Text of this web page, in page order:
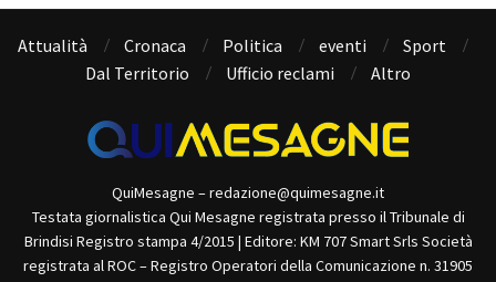
Attualità Cronaca Politica eventi
Sport
Dal Territorio
Ufficio reclami Altro
QuiMesagne – redazione@quimesagne.it
Testata giornalistica Qui Mesagne registrata presso il Tribunale di
Brindisi Registro stampa 4/2015 | Editore: KM 707 Smart Srls Società
registrata al ROC – Registro Operatori della Comunicazione n. 31905